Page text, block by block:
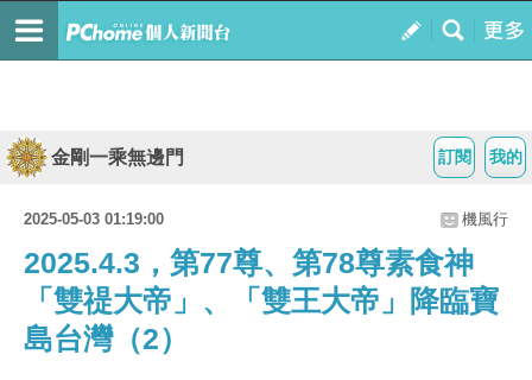
我的
訂閱
金剛一乘無邊門
2025-05-03 01:19:00 機風行
2025.4.3，第77尊、第78尊素食神
「雙禔大帝」、「雙王大帝」降臨寶
島台灣（2）